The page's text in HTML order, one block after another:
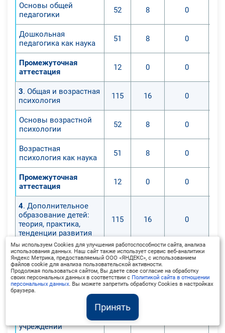
Основы общей
педагогики
52 8 0
Дошкольная
педагогика как наука
51 8 0
Промежуточная
аттестация
12 0 0
3. Общая и возрастная
психология
115 16 0
Основы возрастной
психологии
52 8 0
Возрастная
психология как наука
51 8 0
Промежуточная
аттестация
12 0 0
4. Дополнительное
образование детей:
теория, практика,
тенденции развития
115 16 0
Методическая служба
в учреждении
дополнительного
образования детей
52 8 0
учреждений
51
Принять
Мы используем Cookies для улучшения работоспособности сайта, анализа
использования данных. Наш сайт также использует сервис веб-аналитики
Яндекс Метрика, предоставляемый ООО «ЯНДЕКС», с использованием
файлов cookie для анализа пользовательской активности.
Продолжая пользоваться сайтом, Вы даете свое согласие на обработку
своих персональных данных в соответствии с Политикой сайта в отношении
персональных данных. Вы можете запретить обработку Cookies в настройках
браузера.